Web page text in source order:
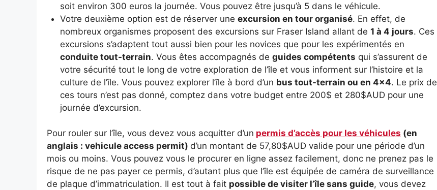
soit environ 300 euros la journée. Vous pouvez être jusqu’à 5 dans le véhicule.
Votre deuxième option est de réserver une excursion en tour organisé. En effet, de
nombreux organismes proposent des excursions sur Fraser Island allant de 1 à 4 jours. Ces
excursions s’adaptent tout aussi bien pour les novices que pour les expérimentés en
conduite tout-terrain. Vous êtes accompagnés de guides compétents qui s’assurent de
votre sécurité tout le long de votre exploration de l’île et vous informent sur l’histoire et la
culture de l’île. Vous pouvez explorer l’île à bord d’un bus tout-terrain ou en 4×4. Le prix de
ces tours n’est pas donné, comptez dans votre budget entre 200$ et 280$AUD pour une
journée d’excursion.
Pour rouler sur l’île, vous devez vous acquitter d’un permis d’accès pour les véhicules (en
anglais : vehicule access permit) d’un montant de 57,80$AUD valide pour une période d’un
mois ou moins. Vous pouvez vous le procurer en ligne assez facilement, donc ne prenez pas le
risque de ne pas payer ce permis, d’autant plus que l’île est équipée de caméra de surveillance
de plaque d’immatriculation. Il est tout à fait possible de visiter l’île sans guide, vous devez